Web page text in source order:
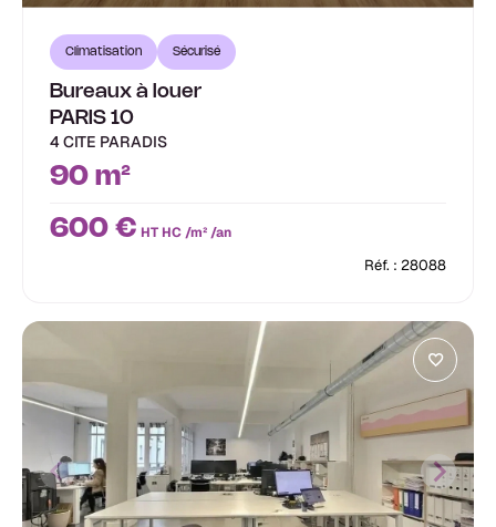
Climatisation Sécurisé
Bureaux à louer
PARIS 10
4 CITE PARADIS
90 m²
600 € HT HC /m² /an
Réf. : 28088